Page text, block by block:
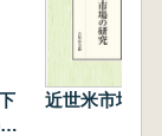
近世米市場の